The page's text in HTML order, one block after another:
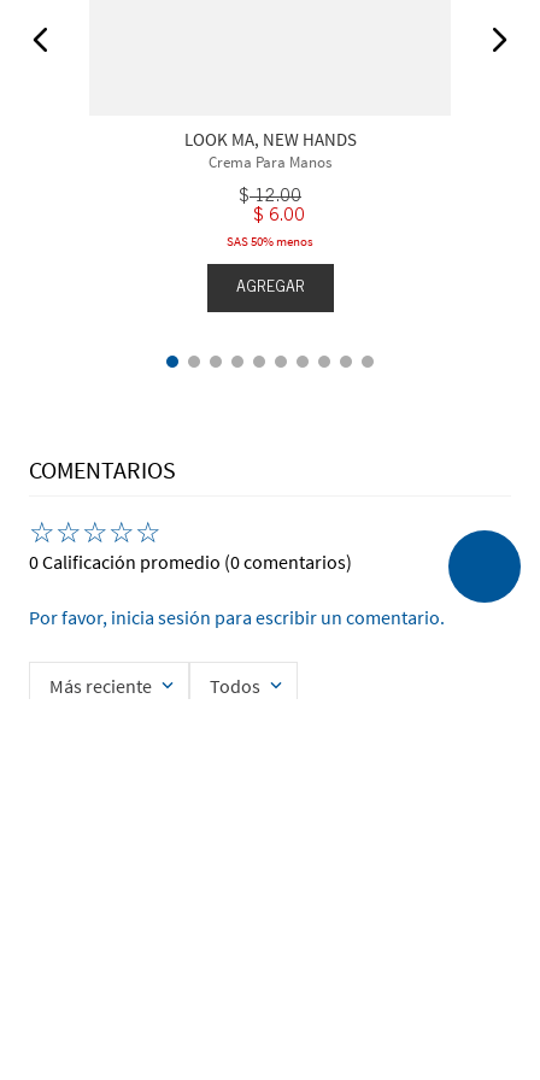
LOOK MA, NEW HANDS
Crema Para Manos
$ 12.00
$ 6.00
SAS 50% menos
AGREGAR
COMENTARIOS
☆☆☆☆☆
0 Calificación promedio (0 comentarios)
Por favor, inicia sesión para escribir un comentario.
Más reciente Todos